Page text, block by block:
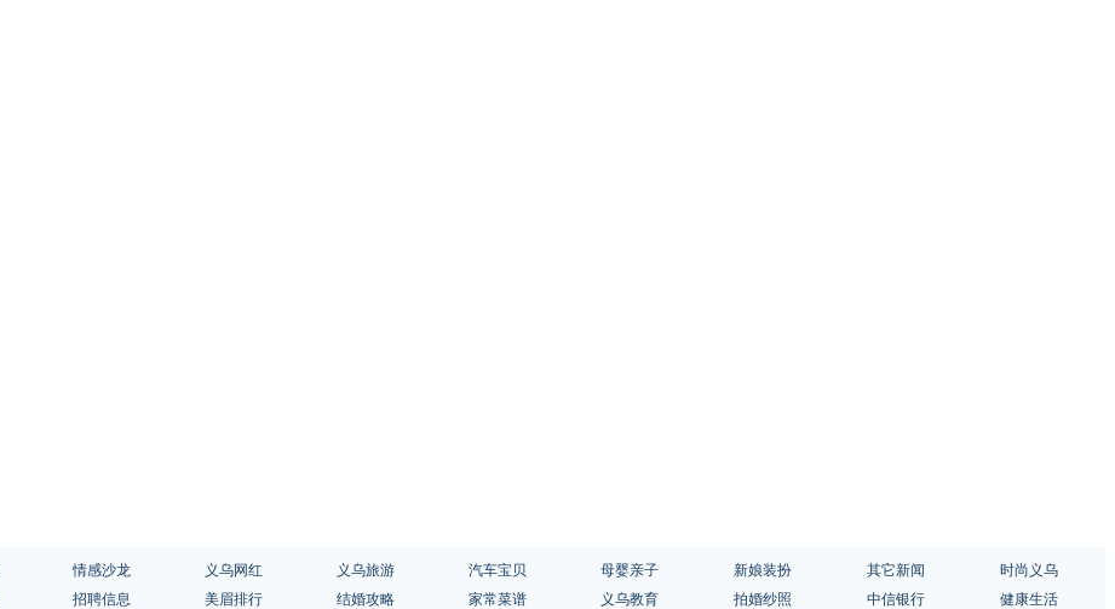
情感沙龙 义乌网红 义乌旅游 汽车宝贝 母婴亲子 新娘装扮 其它新闻
时尚义乌
招聘信息 美眉排行 结婚攻略 家常菜谱 义乌教育 拍婚纱照 中信银行 健康生活